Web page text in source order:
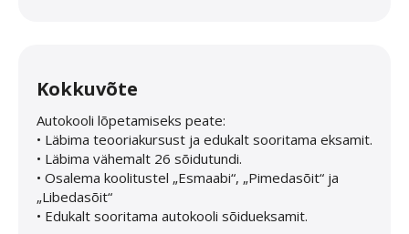
Kokkuvõte
Autokooli lõpetamiseks peate:
• Läbima teooriakursust ja edukalt sooritama eksamit.
• Läbima vähemalt 26 sõidutundi.
• Osalema koolitustel „Esmaabi“, „Pimedasõit“ ja
„Libedasõit“
• Edukalt sooritama autokooli sõidueksamit.